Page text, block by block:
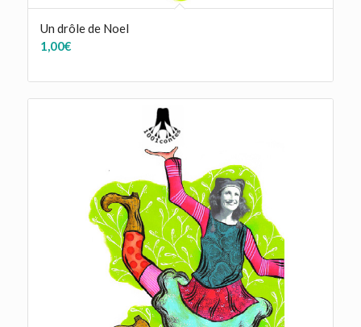
Un drôle de Noel
1,00€